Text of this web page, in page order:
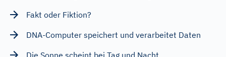
Fakt oder Fiktion?
DNA-Computer speichert und verarbeitet Daten
Die Sonne scheint bei Tag und Nacht